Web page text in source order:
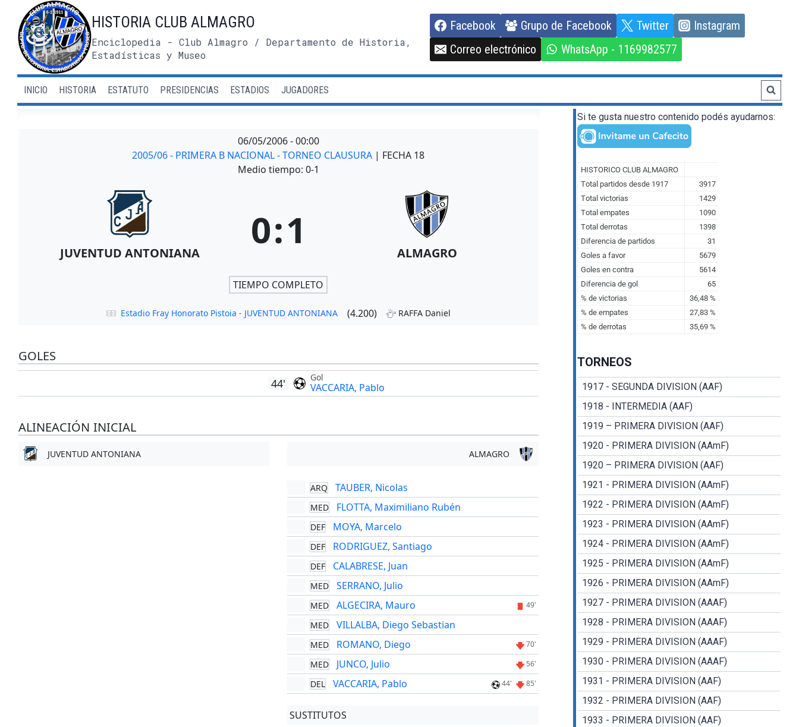
contenido
HISTORIA CLUB ALMAGRO
Enciclopedia - Club Almagro / Departamento de Historia,
Estadísticas y Museo
Facebook Grupo de Facebook Twitter
Instagram
Correo electrónico
WhatsApp - 1169982577
INICIO HISTORIA ESTATUTO PRESIDENCIAS ESTADIOS JUGADORES
06/05/2006-00:00
2005/06 - PRIMERA B NACIONAL - TORNEO CLAUSURA | FECHA 18
Medio tiempo: 0-1
JUVENTUD ANTONIANA 0:1 ALMAGRO
TIEMPO COMPLETO
Estadio Fray Honorato Pistoia - JUVENTUD ANTONIANA (4.200) RAFFA Daniel
GOLES
44' Gol
VACCARIA, Pablo
ALINEACIÓN INICIAL
JUVENTUD ANTONIANA ALMAGRO
ARQ TAUBER, Nicolas
MED FLOTTA, Maximiliano Rubén
DEF MOYA, Marcelo
DEF RODRIGUEZ, Santiago
DEF CALABRESE, Juan
MED SERRANO, Julio
MED ALGECIRA, Mauro 49'
MED VILLALBA, Diego Sebastian
MED ROMANO, Diego 70'
MED JUNCO, Julio 56'
DEL VACCARIA, Pablo 44' 85'
SUSTITUTOS
Si te gusta nuestro contenido podés ayudarnos:
TORNEOS
1917 - SEGUNDA DIVISION (AAF)
1918 - INTERMEDIA (AAF)
1919 – PRIMERA DIVISION (AAF)
1920 - PRIMERA DIVISION (AAmF)
1920 – PRIMERA DIVISION (AAF)
1921 - PRIMERA DIVISION (AAmF)
1922 - PRIMERA DIVISION (AAmF)
1923 - PRIMERA DIVISION (AAmF)
1924 - PRIMERA DIVISION (AAmF)
1925 - PRIMERA DIVISION (AAmF)
1926 - PRIMERA DIVISION (AAmF)
1927 - PRIMERA DIVISION (AAAF)
1928 - PRIMERA DIVISION (AAAF)
1929 - PRIMERA DIVISION (AAAF)
1930 - PRIMERA DIVISION (AAAF)
1931 - PRIMERA DIVISION (AAF)
1932 - PRIMERA DIVISION (AAF)
1933 - PRIMERA DIVISION (AAF)